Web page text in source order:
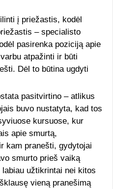
į priežastis, kodėl
– specialisto
pasirenka poziciją apie
atpažinti ir būti
Dėl to būtina ugdyti
pasitvirtino – atlikus
buvo nustatyta, kad tos
kursuose, kur
apie smurtą,
kam pranešti, gydytojai
smurto prieš vaiką
užtikrintai nei kitos
vieną pranešimą